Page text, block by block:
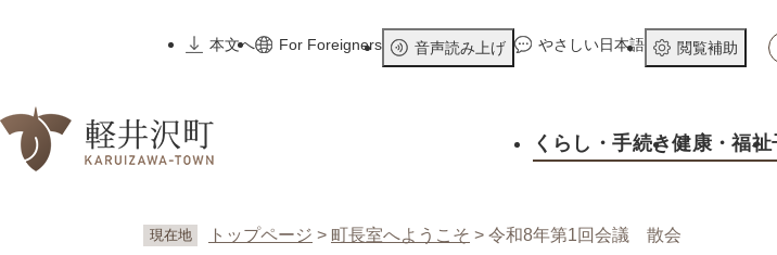
先
本文へ
For Foreigners 音声読み上げ やさしい日本語 閲覧補助
くらし ・手続き健康 ・福祉
現在地 トップページ > 町長室へようこそ > 令和8年第1回会議 散会